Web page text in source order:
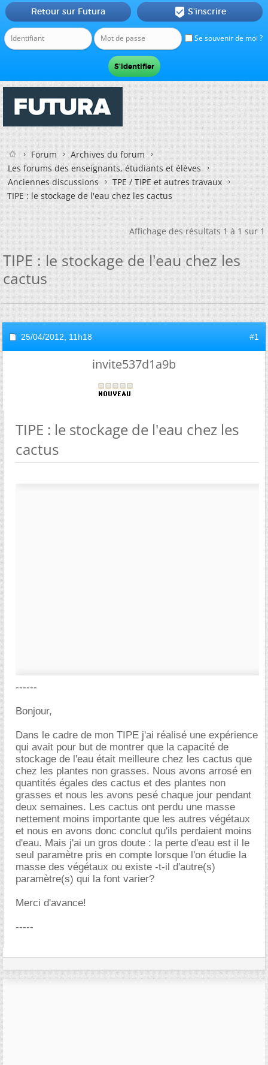
Se souvenir de moi ?
Retour sur Futura  S'inscrire
Forum
Archives du forum
Les forums des enseignants, étudiants et élèves
Anciennes discussions
TPE / TIPE et autres travaux
TIPE : le stockage de l'eau chez les cactus
Affichage des résultats 1 à 1 sur 1
TIPE : le stockage de l'eau chez les
cactus
25/04/2012, 11h18 #1
invite537d1a9b
TIPE : le stockage de l'eau chez les
cactus
------
Bonjour,
Dans le cadre de mon TIPE j'ai réalisé une expérience
qui avait pour but de montrer que la capacité de
stockage de l'eau était meilleure chez les cactus que
chez les plantes non grasses. Nous avons arrosé en
quantités égales des cactus et des plantes non
grasses et nous les avons pesé chaque jour pendant
deux semaines. Les cactus ont perdu une masse
nettement moins importante que les autres végétaux
et nous en avons donc conclut qu'ils perdaient moins
d'eau. Mais j'ai un gros doute : la perte d'eau est il le
seul paramètre pris en compte lorsque l'on étudie la
masse des végétaux ou existe -t-il d'autre(s)
paramètre(s) qui la font varier?
Merci d'avance!
-----